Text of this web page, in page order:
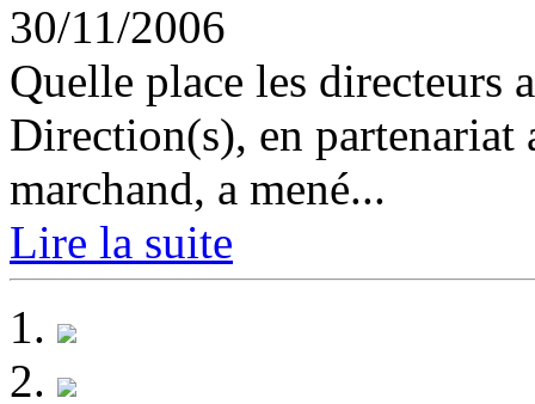
30/11/2006
Quelle place les directeurs
Direction(s), en partenariat
marchand, a mené...
Lire la suite